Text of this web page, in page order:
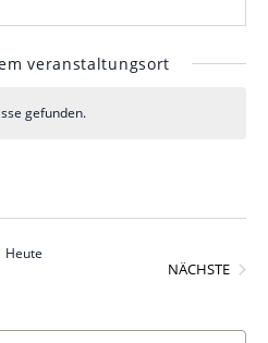
veranstaltungsort
gefunden.
Heute
NÄCHSTE